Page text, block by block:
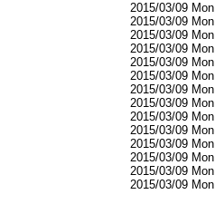
2015/03/09 Mon
2015/03/09 Mon
2015/03/09 Mon
2015/03/09 Mon
2015/03/09 Mon
2015/03/09 Mon
2015/03/09 Mon
2015/03/09 Mon
2015/03/09 Mon
2015/03/09 Mon
2015/03/09 Mon
2015/03/09 Mon
2015/03/09 Mon
2015/03/09 Mon